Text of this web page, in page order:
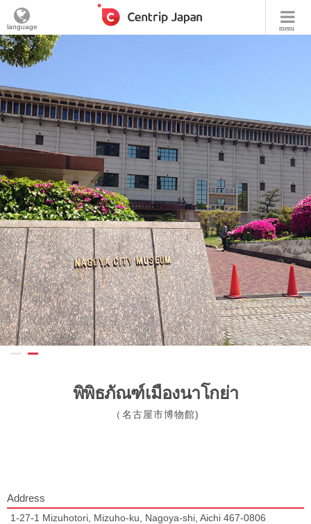
menu
language
พิพิธภัณฑ์เมืองนาโกย่า
（名古屋市博物館)
Address
1-27-1 Mizuhotori, Mizuho-ku, Nagoya-shi, Aichi 467-0806